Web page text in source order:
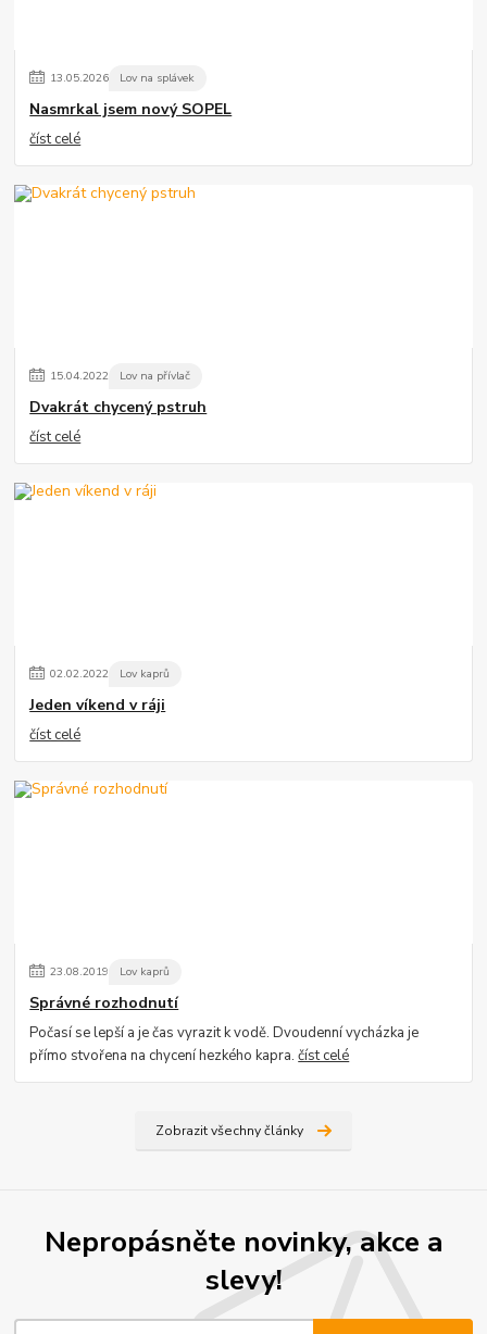
13.05.2026 Lov na splávek
Nasmrkal jsem nový SOPEL
číst celé
15.04.2022 Lov na přívlač
Dvakrát chycený pstruh
číst celé
02.02.2022 Lov kaprů
Jeden víkend v ráji
číst celé
23.08.2019 Lov kaprů
Správné rozhodnutí
Počasí se lepší a je čas vyrazit k vodě. Dvoudenní vycházka je
přímo stvořena na chycení hezkého kapra.číst celé
Zobrazit všechny články
Nepropásněte novinky, akce a
slevy!